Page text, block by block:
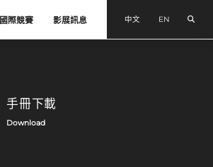
國際競賽 影展訊息 中文 EN
手冊下載
Download